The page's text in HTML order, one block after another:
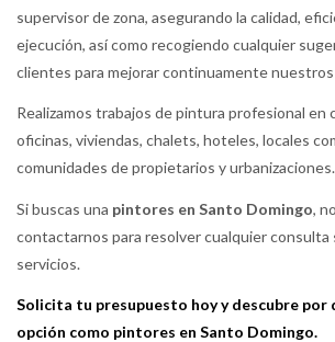
supervisor de zona, asegurando la calidad,
ejecución, así como recogiendo cualquier
clientes para mejorar continuamente
Realizamos trabajos de pintura profesional en
oficinas, viviendas, chalets, hoteles, locales
comunidades de propietarios y urbanizaciones.
Si buscas una pintores en Santo Domingo,
contactarnos para resolver cualquier
servicios.
Solicita tu presupuesto hoy y descubre por
opción como pintores en Santo Domingo.